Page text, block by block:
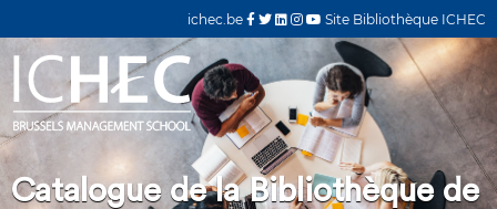
ichec.be Site Bibliothèque ICHEC
Catalogue de la Bibliothèque de